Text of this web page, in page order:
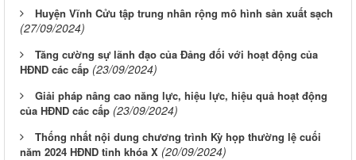
Huyện Vĩnh Cửu tập trung nhân rộng mô hình sản xuất sạch
(27/09/2024)
Tăng cường sự lãnh đạo của Đảng đối với hoạt động của
HĐND các cấp (23/09/2024)
Giải pháp nâng cao năng lực, hiệu lực, hiệu quả hoạt động
của HĐND các cấp (23/09/2024)
Thống nhất nội dung chương trình Kỳ họp thường lệ cuối
năm 2024 HĐND tỉnh khóa X (20/09/2024)